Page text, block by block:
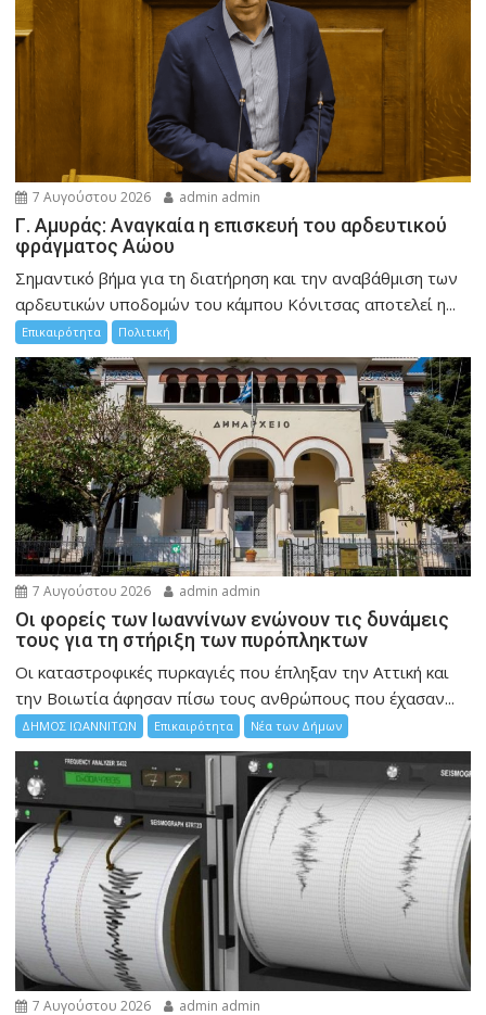
7 Αυγούστου 2026 admin admin
Γ. Αμυράς: Αναγκαία η επισκευή του αρδευτικού
φράγματος Αώου
Σημαντικό βήμα για τη διατήρηση και την αναβάθμιση των
αρδευτικών υποδομών του κάμπου Κόνιτσας αποτελεί η...
Επικαιρότητα Πολιτική
7 Αυγούστου 2026 admin admin
Οι φορείς των Ιωαννίνων ενώνουν τις δυνάμεις
τους για τη στήριξη των πυρόπληκτων
Οι καταστροφικές πυρκαγιές που έπληξαν την Αττική και
την Bοιωτία άφησαν πίσω τους ανθρώπους που έχασαν...
ΔΗΜΟΣ ΙΩΑΝΝΙΤΩΝ Επικαιρότητα Νέα των Δήμων
7 Αυγούστου 2026 admin admin